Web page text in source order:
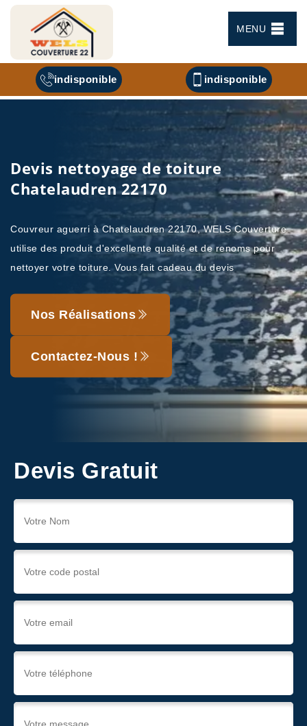
MENU
indisponible indisponible
Devis nettoyage de toiture
Chatelaudren 22170
Couvreur aguerri à Chatelaudren 22170, WELS Couverture
utilise des produit d'excellente qualité et de renoms pour
nettoyer votre toiture. Vous fait cadeau du devis
Nos Réalisations
Contactez-Nous !
Devis Gratuit